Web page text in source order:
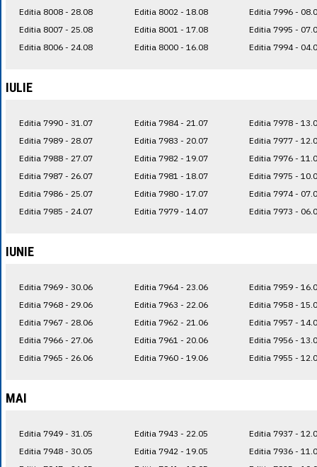
Editia 8008 - 28.08
Editia 8007 - 25.08
Editia 8006 - 24.08
Editia 8002 - 18.08
Editia 8001 - 17.08
Editia 8000 - 16.08
Editia 7996 -
Editia 7995 -
Editia 7994 -
IULIE
Editia 7990 - 31.07
Editia 7989 - 28.07
Editia 7988 - 27.07
Editia 7987 - 26.07
Editia 7986 - 25.07
Editia 7985 - 24.07
Editia 7984 - 21.07
Editia 7983 - 20.07
Editia 7982 - 19.07
Editia 7981 - 18.07
Editia 7980 - 17.07
Editia 7979 - 14.07
Editia 7978 -
Editia 7977 -
Editia 7976 -
Editia 7975 -
Editia 7974 -
Editia 7973 -
IUNIE
Editia 7969 - 30.06
Editia 7968 - 29.06
Editia 7967 - 28.06
Editia 7966 - 27.06
Editia 7965 - 26.06
Editia 7964 - 23.06
Editia 7963 - 22.06
Editia 7962 - 21.06
Editia 7961 - 20.06
Editia 7960 - 19.06
Editia 7959 -
Editia 7958 -
Editia 7957 -
Editia 7956 -
Editia 7955 -
MAI
Editia 7949 - 31.05
Editia 7948 - 30.05
Editia 7943 - 22.05
Editia 7942 - 19.05
Editia 7937 -
Editia 7936 -